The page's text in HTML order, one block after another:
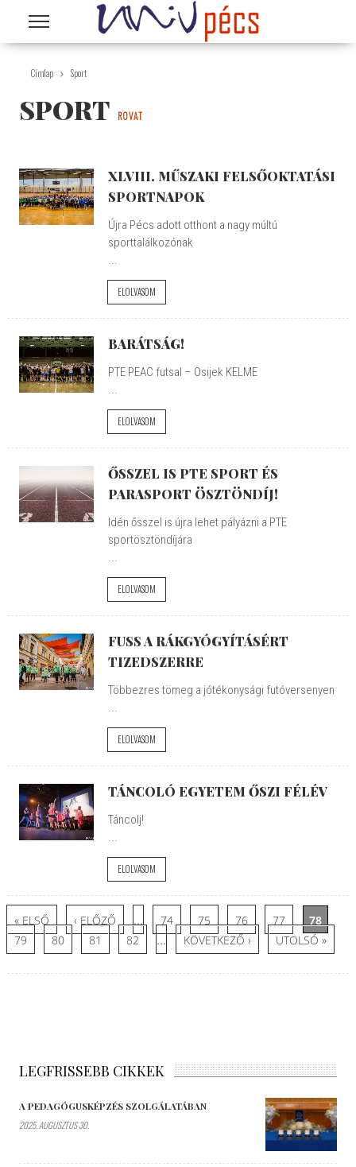
Ugrás a tartalomra
Címlap Sport
SPORT ROVAT
XLVIII. MŰSZAKI FELSŐOKTATÁSI
SPORTNAPOK
Újra Pécs adott otthont a nagy múltú
sporttalálkozónak
...
ELOLVASOM
BARÁTSÁG!
PTE PEAC futsal – Osijek KELME
...
ELOLVASOM
ŐSSZEL IS PTE SPORT ÉS
PARASPORT ÖSZTÖNDÍJ!
Idén ősszel is újra lehet pályázni a PTE
sportösztöndíjára
...
ELOLVASOM
FUSS A RÁKGYÓGYÍTÁSÉRT
TIZEDSZERRE
Többezres tömeg a jótékonysági futóversenyen
...
ELOLVASOM
TÁNCOLÓ EGYETEM ŐSZI FÉLÉV
Táncolj!
...
ELOLVASOM
Oldalak
« ELSŐ ‹ ELŐZŐ … 74 75 76 77
78
79
80 81 82 … KÖVETKEZŐ › UTOLSÓ »
LEGFRISSEBB CIKKEK
A PEDAGÓGUSKÉPZÉS SZOLGÁLATÁBAN
2025. AUGUSZTUS 30.